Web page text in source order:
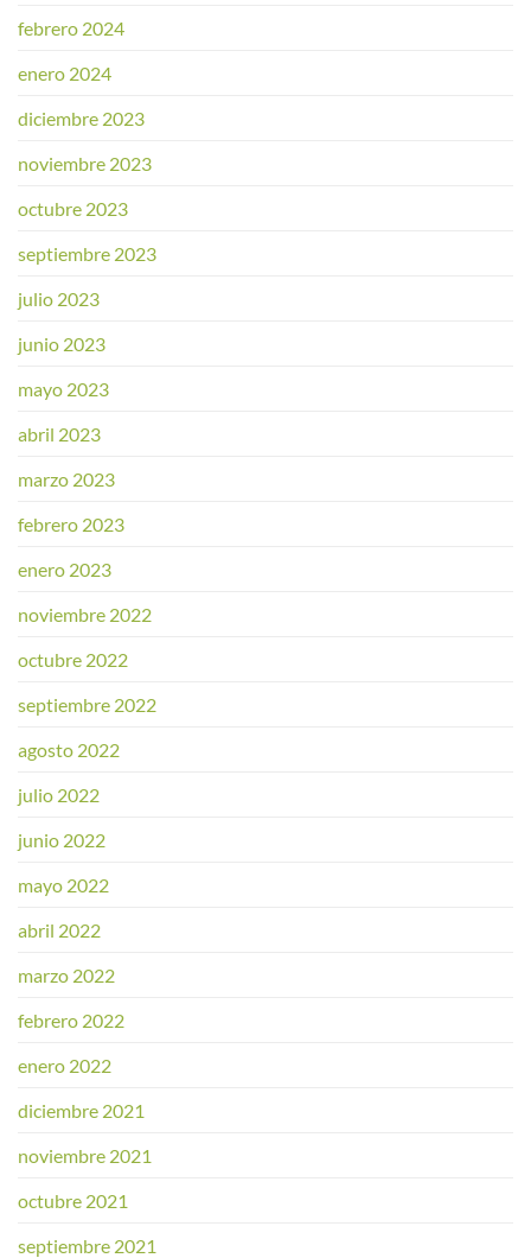
febrero 2024
enero 2024
diciembre 2023
noviembre 2023
octubre 2023
septiembre 2023
julio 2023
junio 2023
mayo 2023
abril 2023
marzo 2023
febrero 2023
enero 2023
noviembre 2022
octubre 2022
septiembre 2022
agosto 2022
julio 2022
junio 2022
mayo 2022
abril 2022
marzo 2022
febrero 2022
enero 2022
diciembre 2021
noviembre 2021
octubre 2021
septiembre 2021